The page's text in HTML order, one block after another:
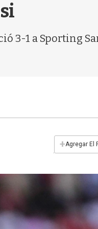
3-1 a Sporting
+Agregar El